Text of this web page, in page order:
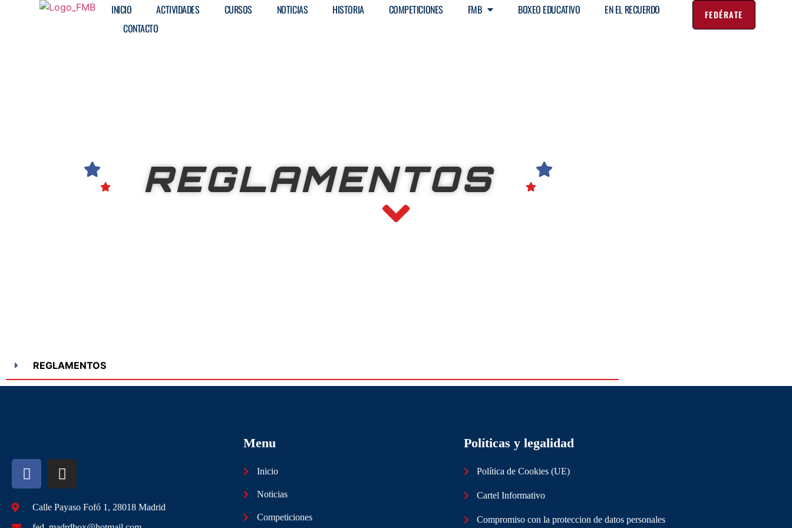
INICIO ACTIVIDADES CURSOS NOTICIAS HISTORIA COMPETICIONES FMB BOXEO EDUCATIVO
EN EL RECUERDO
CONTACTO
FEDÉRATE
REGLAMENTOS
REGLAMENTOS
Calle Payaso Fofó 1, 28018 Madrid
Menu
Inicio
Noticias
Competiciones
Políticas y legalidad
Política de Cookies (UE)
Cartel Informativo
Compromiso con la proteccion de datos personales